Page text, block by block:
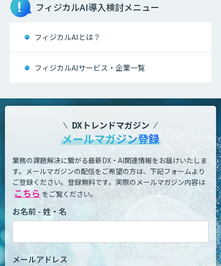
フィジカルAI導入検討メニュー
フィジカルAIとは？
フィジカルAIサービス・企業一覧
DXトレンドマガジン
メールマガジン登録
業務の課題解決に繋がる最新DX・AI関連情報をお届けいたしま
す。 メールマガジンの配信をご希望の方は、下記フォームより
ご登録ください。登録無料です。 実際のメールマガジン内容は
こちら をご覧ください。
お名前 - 姓・名
メールアドレス